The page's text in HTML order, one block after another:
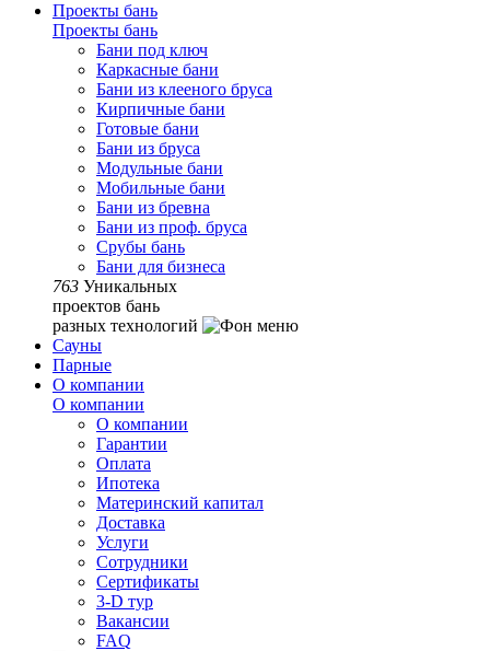
Проекты бань
Проекты бань
Бани под ключ
Каркасные бани
Бани из клееного бруса
Кирпичные бани
Готовые бани
Бани из бруса
Модульные бани
Мобильные бани
Бани из бревна
Бани из проф. бруса
Срубы бань
Бани для бизнеса
763 Уникальных
проектов бань
разных технологий
Сауны
Парные
О компании
О компании
О компании
Гарантии
Оплата
Ипотека
Материнский капитал
Доставка
Услуги
Сотрудники
Сертификаты
3-D тур
Вакансии
FAQ